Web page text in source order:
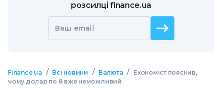
розсилці finance.ua
Ваш email
Finance.ua / Всі новини / Валюта / Економіст пояснив,
чому долар по 8 вже неможливий